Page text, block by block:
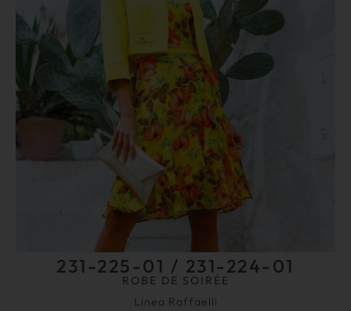
231-225-01 / 231-224-01
ROBE DE SOIRÉE
Linea Raffaelli